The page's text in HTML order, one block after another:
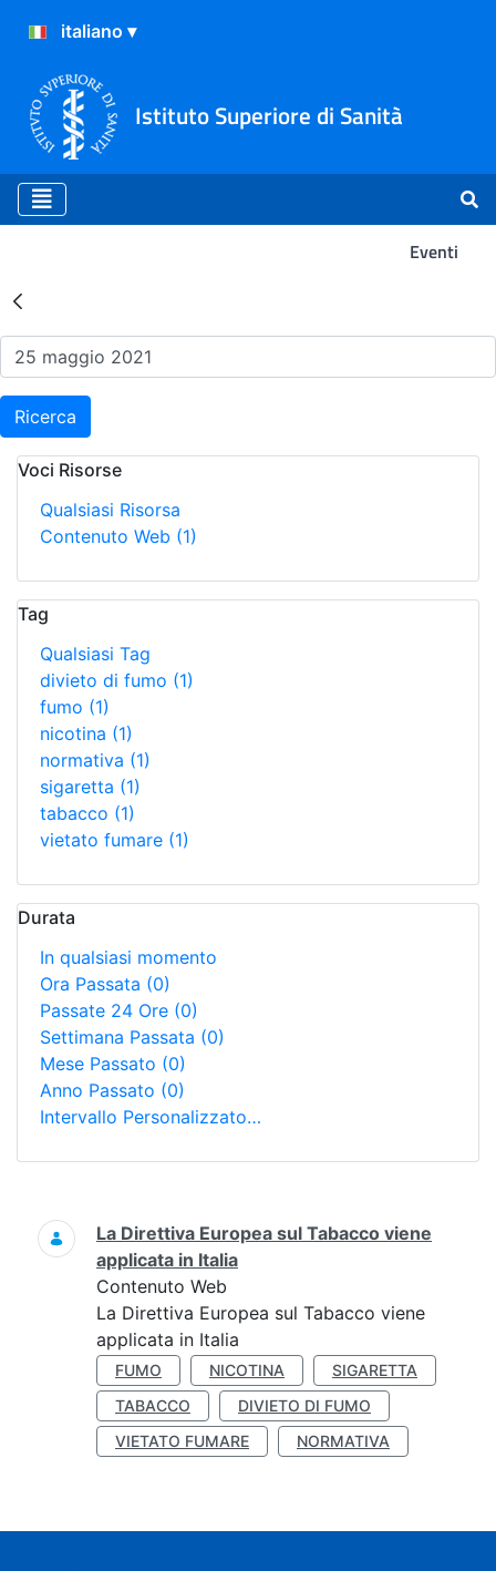
Istituto Superiore di Sanità
Eventi
Risultati della Ricerca -
Ricerca
Voci Risorse
Qualsiasi Risorsa
Contenuto Web (1)
Tag
Qualsiasi Tag
divieto di fumo (1)
fumo (1)
nicotina (1)
normativa (1)
sigaretta (1)
tabacco (1)
vietato fumare (1)
Durata
In qualsiasi momento
Ora Passata (0)
Passate 24 Ore (0)
Settimana Passata (0)
Mese Passato (0)
Anno Passato (0)
Intervallo Personalizzato…
Ricerca
La Direttiva Europea sul Tabacco viene
applicata in Italia
Contenuto Web
La Direttiva Europea sul Tabacco viene
applicata in Italia
FUMO NICOTINA
SIGARETTA
TABACCO
DIVIETO DI FUMO
VIETATO FUMARE
NORMATIVA